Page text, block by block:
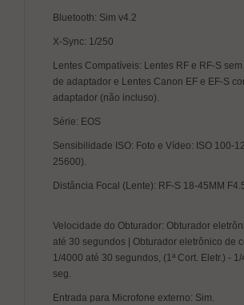
Bluetooth: Sim v4.2
X-Sync: 1/250
Lentes Compatíveis: Lentes RF e RF-S
de adaptador e Lentes Canon EF e EF-S
adaptador (não incluso).
Série: EOS
Sensibilidade ISO: Foto e Vídeo: ISO 100-
25600).
Distância Focal (Lente): RF-S 18-45MM
Velocidade do Obturador: Obturador
até 30 segundos | Obturador eletrônico de
1/4000 até 30 segundos, (1ª Cort. Eletr.) -
seg.
Entrada para Microfone externo: Sim.